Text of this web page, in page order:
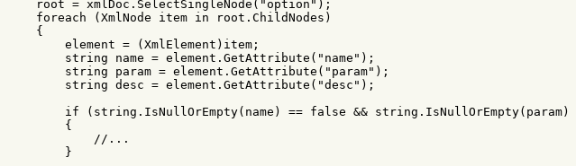
root = xmlDoc . SelectSingleNode ( "option" );
foreach
( XmlNode item in root . ChildNodes )
{
element = ( XmlElement ) item ;
string
name = element . GetAttribute ( "name" );
string
param = element . GetAttribute ( "param" );
string desc = element . GetAttribute ( "desc" );
if
( string . IsNullOrEmpty( name ) == false && string . IsNullOrEmpty( param)
{
//...
}